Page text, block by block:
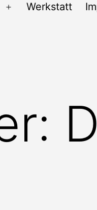
Menü
Werkstatt